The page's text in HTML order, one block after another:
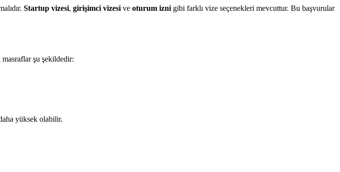
Startup vizesi, girişimci vizesi ve oturum izni gibi farklı vize seçenekleri mevcuttur. Bu başvurular
şu şekildedir:
yüksek olabilir.